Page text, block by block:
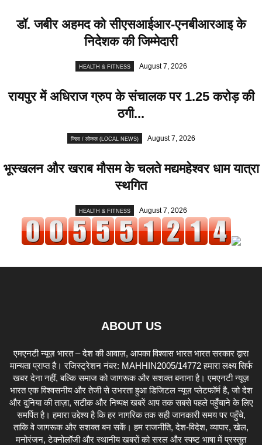
डॉ. जबीर अहमद को सीएसआईआर-एनबीआरआइ के
निदेशक की जिम्मेदारी
HEALTH & FITNESS August 7, 2026
रायपुर में अधिराज ग्रुप के संचालक पर 1.25 करोड़ की
ठगी...
जिला / लोकल (LOCAL NEWS) August 7, 2026
भूस्खलन और खराब मौसम के चलते मद्यमहेश्वर धाम यात्रा
स्थगित
HEALTH & FITNESS August 7, 2026
ABOUT US
एमएनटी न्यूज़ भारत – देश की आवाज़, आपका विश्वास भारत भारत सरकार द्वारा
मान्यता प्राप्त है। रजिस्ट्रेशन नंबर: MAHHIN2005/14772 हमारा लक्ष्य सिर्फ
खबर देना नहीं, बल्कि समाज को जागरूक और सशक्त बनाना है। एमएनटी न्यूज़
भारत एक विश्वसनीय और तेजी से उभरता हुआ डिजिटल न्यूज़ प्लेटफॉर्म है, जो देश
और दुनिया की ताज़ा, सटीक और निष्पक्ष खबरें आप तक सबसे पहले पहुँचाने के लिए
समर्पित है। हमारा उद्देश्य है कि हर नागरिक तक सही जानकारी समय पर पहुँचे,
ताकि वे जागरूक और सशक्त बन सकें। हम राजनीति, देश-विदेश, व्यापार, खेल,
मनोरंजन, टेक्नोलॉजी और स्थानीय खबरों को सरल और स्पष्ट भाषा में प्रस्तुत